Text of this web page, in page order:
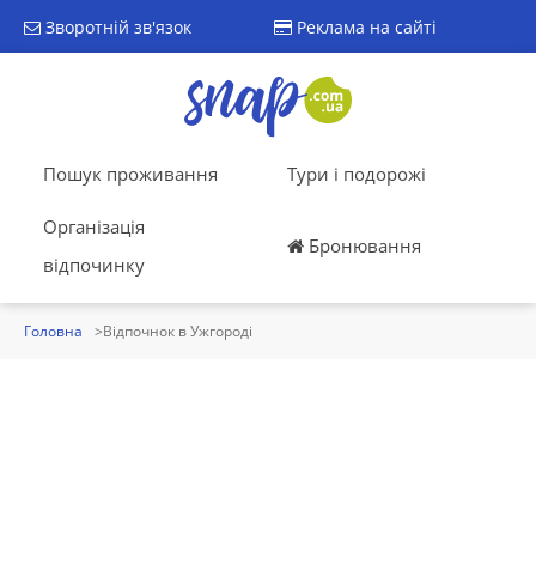
Зворотній зв'язок Реклама на сайті
Пошук проживання Тури і подорожі
Організація
відпочинку
Бронювання
Головна Відпочнок в Ужгороді